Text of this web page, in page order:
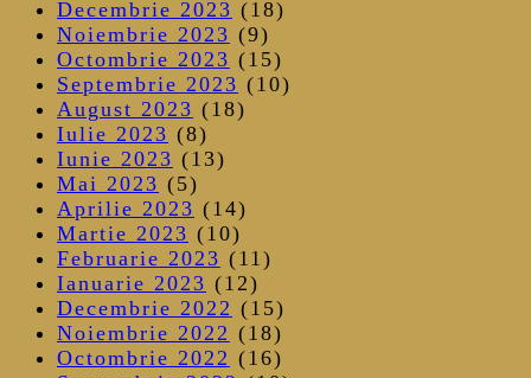
Decembrie 2023 (18)
Noiembrie 2023 (9)
Octombrie 2023 (15)
Septembrie 2023 (10)
August 2023 (18)
Iulie 2023 (8)
Iunie 2023 (13)
Mai 2023 (5)
Aprilie 2023 (14)
Martie 2023 (10)
Februarie 2023 (11)
Ianuarie 2023 (12)
Decembrie 2022 (15)
Noiembrie 2022 (18)
Octombrie 2022 (16)